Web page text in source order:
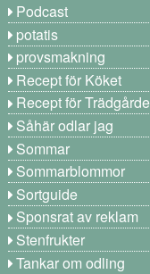
Podcast
potatis
provsmakning
Recept för Köket
Recept för
Såhär odlar jag
Sommar
Sommarblommor
Sortguide
Sponsrat av reklam
Stenfrukter
Tankar om odling